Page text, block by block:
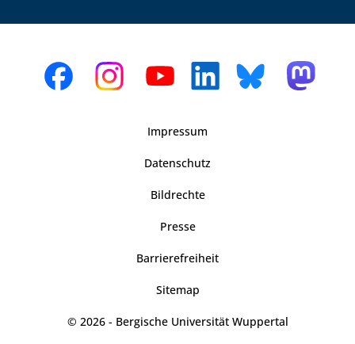
Impressum
Datenschutz
Bildrechte
Presse
Barrierefreiheit
Sitemap
© 2026 - Bergische Universität Wuppertal